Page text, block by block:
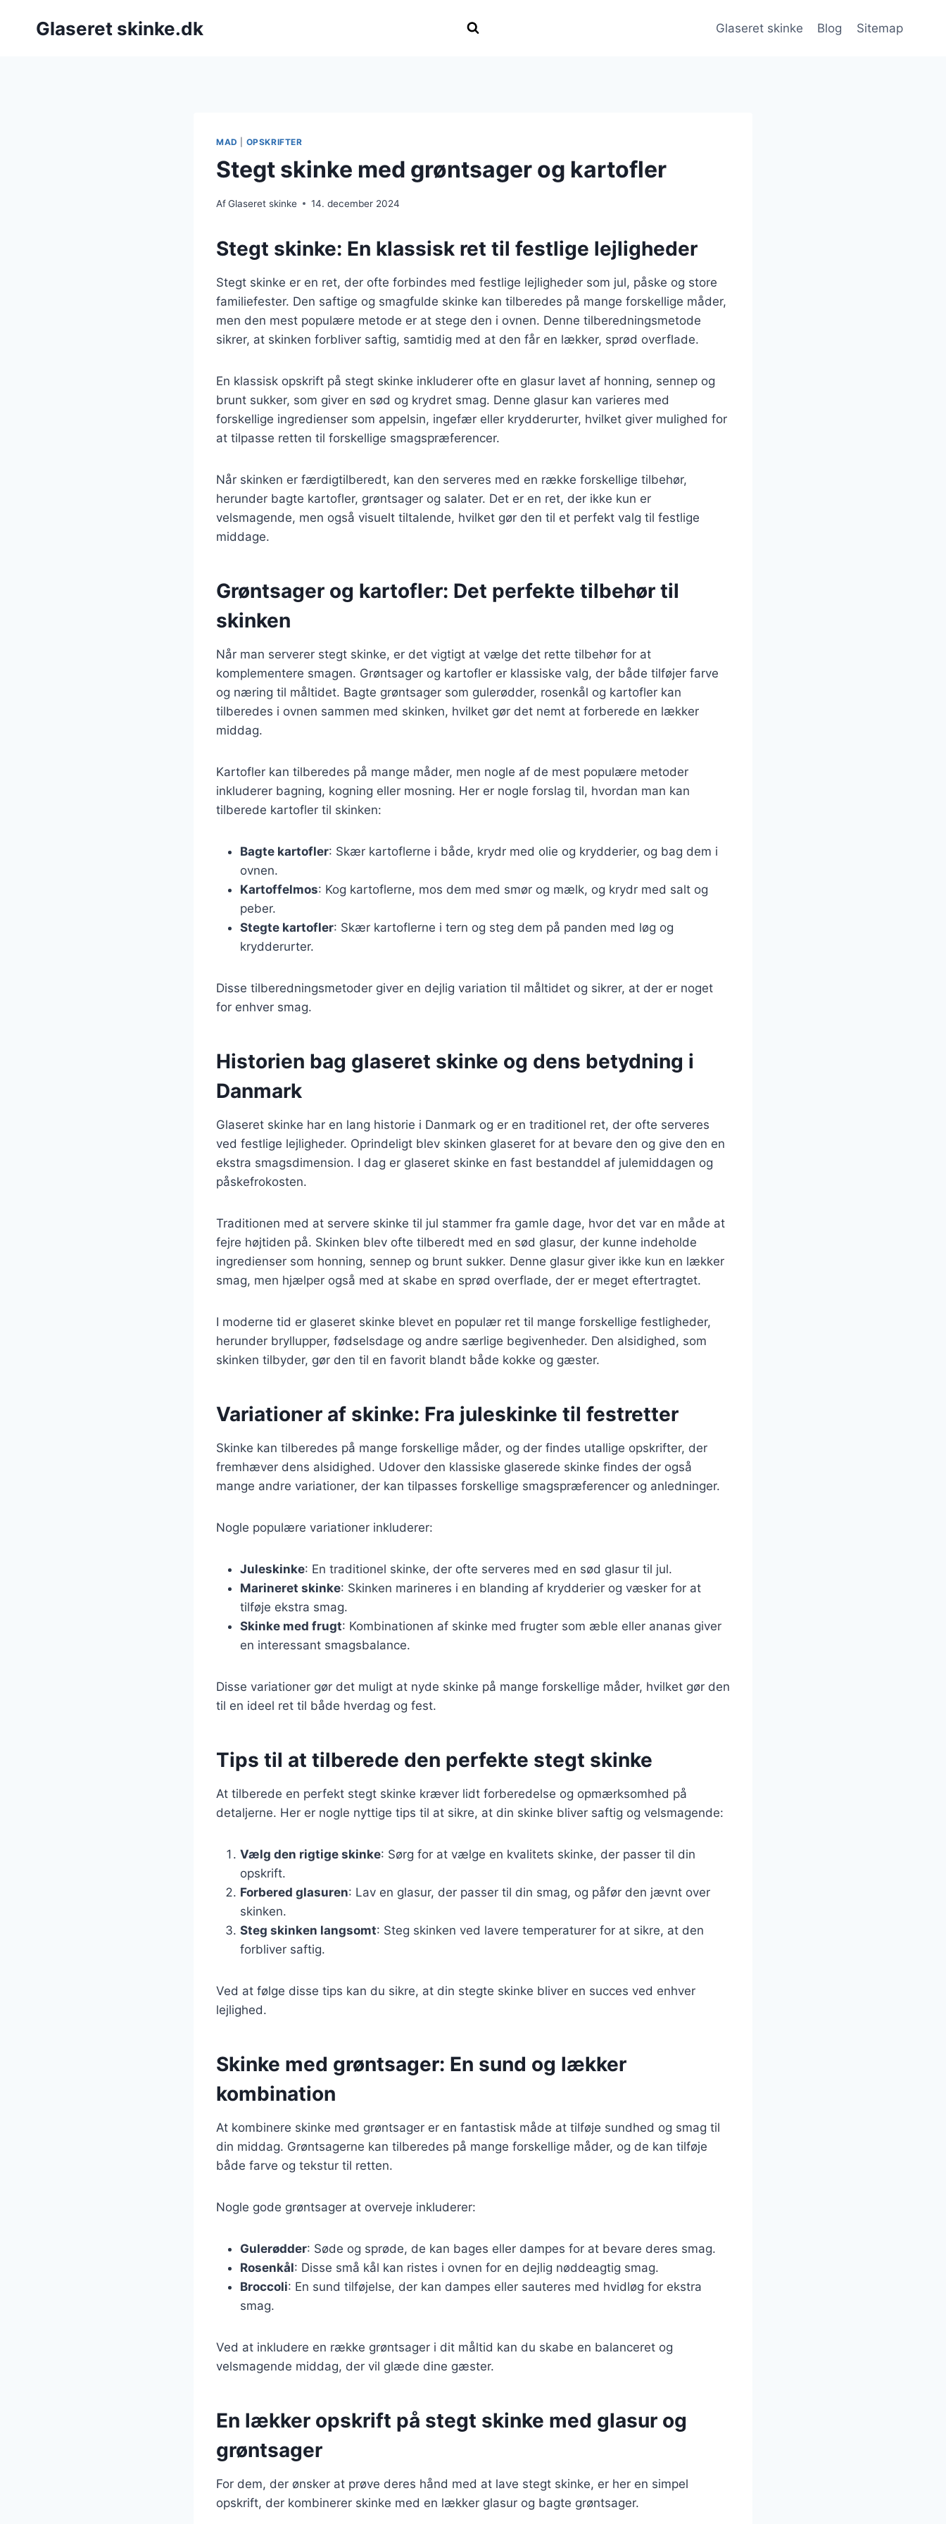
Glaseret skinke.dk Glaseret skinke Blog Sitemap
MAD OPSKRIFTER
Stegt skinke med grøntsager og kartofler
AfGlaseret skinke 14. december 2024
Stegt skinke: En klassisk ret til festlige lejligheder
Stegt skinke er en ret, der ofte forbindes med festlige lejligheder som jul, påske og store
familiefester. Den saftige og smagfulde skinke kan tilberedes på mange forskellige måder,
men den mest populære metode er at stege den i ovnen. Denne tilberedningsmetode
sikrer, at skinken forbliver saftig, samtidig med at den får en lækker, sprød overflade.
En klassisk opskrift på stegt skinke inkluderer ofte en glasur lavet af honning, sennep og
brunt sukker, som giver en sød og krydret smag. Denne glasur kan varieres med
forskellige ingredienser som appelsin, ingefær eller krydderurter, hvilket giver mulighed for
at tilpasse retten til forskellige smagspræferencer.
Når skinken er færdigtilberedt, kan den serveres med en række forskellige tilbehør,
herunder bagte kartofler, grøntsager og salater. Det er en ret, der ikke kun er
velsmagende, men også visuelt tiltalende, hvilket gør den til et perfekt valg til festlige
middage.
Grøntsager og kartofler: Det perfekte tilbehør til
skinken
Når man serverer stegt skinke, er det vigtigt at vælge det rette tilbehør for at
komplementere smagen. Grøntsager og kartofler er klassiske valg, der både tilføjer farve
og næring til måltidet. Bagte grøntsager som gulerødder, rosenkål og kartofler kan
tilberedes i ovnen sammen med skinken, hvilket gør det nemt at forberede en lækker
middag.
Kartofler kan tilberedes på mange måder, men nogle af de mest populære metoder
inkluderer bagning, kogning eller mosning. Her er nogle forslag til, hvordan man kan
tilberede kartofler til skinken:
Bagte kartofler: Skær kartoflerne i både, krydr med olie og krydderier, og bag dem i
ovnen.
Kartoffelmos: Kog kartoflerne, mos dem med smør og mælk, og krydr med salt og
peber.
Stegte kartofler: Skær kartoflerne i tern og steg dem på panden med løg og
krydderurter.
Disse tilberedningsmetoder giver en dejlig variation til måltidet og sikrer, at der er noget
for enhver smag.
Historien bag glaseret skinke og dens betydning i
Danmark
Glaseret skinke har en lang historie i Danmark og er en traditionel ret, der ofte serveres
ved festlige lejligheder. Oprindeligt blev skinken glaseret for at bevare den og give den en
ekstra smagsdimension. I dag er glaseret skinke en fast bestanddel af julemiddagen og
påskefrokosten.
Traditionen med at servere skinke til jul stammer fra gamle dage, hvor det var en måde at
fejre højtiden på. Skinken blev ofte tilberedt med en sød glasur, der kunne indeholde
ingredienser som honning, sennep og brunt sukker. Denne glasur giver ikke kun en lækker
smag, men hjælper også med at skabe en sprød overflade, der er meget eftertragtet.
I moderne tid er glaseret skinke blevet en populær ret til mange forskellige festligheder,
herunder bryllupper, fødselsdage og andre særlige begivenheder. Den alsidighed, som
skinken tilbyder, gør den til en favorit blandt både kokke og gæster.
Variationer af skinke: Fra juleskinke til festretter
Skinke kan tilberedes på mange forskellige måder, og der findes utallige opskrifter, der
fremhæver dens alsidighed. Udover den klassiske glaserede skinke findes der også
mange andre variationer, der kan tilpasses forskellige smagspræferencer og anledninger.
Nogle populære variationer inkluderer:
Juleskinke: En traditionel skinke, der ofte serveres med en sød glasur til jul.
Marineret skinke: Skinken marineres i en blanding af krydderier og væsker for at
tilføje ekstra smag.
Skinke med frugt: Kombinationen af skinke med frugter som æble eller ananas giver
en interessant smagsbalance.
Disse variationer gør det muligt at nyde skinke på mange forskellige måder, hvilket gør den
til en ideel ret til både hverdag og fest.
Tips til at tilberede den perfekte stegt skinke
At tilberede en perfekt stegt skinke kræver lidt forberedelse og opmærksomhed på
detaljerne. Her er nogle nyttige tips til at sikre, at din skinke bliver saftig og velsmagende:
Vælg den rigtige skinke: Sørg for at vælge en kvalitets skinke, der passer til din
opskrift.
Forbered glasuren: Lav en glasur, der passer til din smag, og påfør den jævnt over
skinken.
Steg skinken langsomt: Steg skinken ved lavere temperaturer for at sikre, at den
forbliver saftig.
Ved at følge disse tips kan du sikre, at din stegte skinke bliver en succes ved enhver
lejlighed.
Skinke med grøntsager: En sund og lækker
kombination
At kombinere skinke med grøntsager er en fantastisk måde at tilføje sundhed og smag til
din middag. Grøntsagerne kan tilberedes på mange forskellige måder, og de kan tilføje
både farve og tekstur til retten.
Nogle gode grøntsager at overveje inkluderer:
Gulerødder: Søde og sprøde, de kan bages eller dampes for at bevare deres smag.
Rosenkål: Disse små kål kan ristes i ovnen for en dejlig nøddeagtig smag.
Broccoli: En sund tilføjelse, der kan dampes eller sauteres med hvidløg for ekstra
smag.
Ved at inkludere en række grøntsager i dit måltid kan du skabe en balanceret og
velsmagende middag, der vil glæde dine gæster.
En lækker opskrift på stegt skinke med glasur og
grøntsager
For dem, der ønsker at prøve deres hånd med at lave stegt skinke, er her en simpel
opskrift, der kombinerer skinke med en lækker glasur og bagte grøntsager.